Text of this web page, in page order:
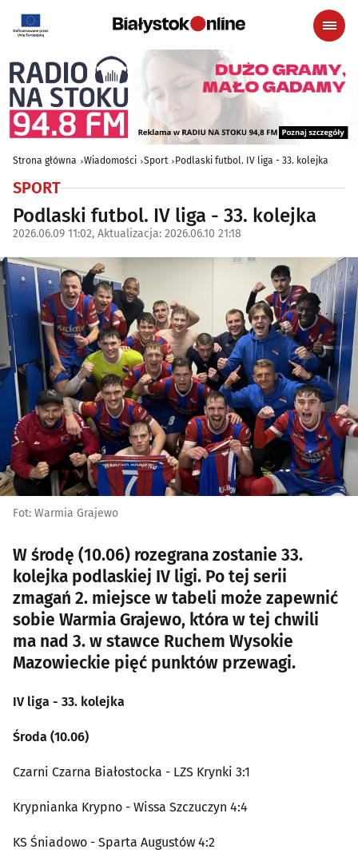
Strona główna Wiadomości Sport Podlaski futbol. IV liga - 33. kolejka
SPORT
Podlaski futbol. IV liga - 33. kolejka
2026.06.09 11:02, Aktualizacja: 2026.06.10 21:18
Fot: Warmia Grajewo
W środę (10.06) rozegrana zostanie 33.
kolejka podlaskiej IV ligi. Po tej serii
zmagań 2. miejsce w tabeli może zapewnić
sobie Warmia Grajewo, która w tej chwili
ma nad 3. w stawce Ruchem Wysokie
Mazowieckie pięć punktów przewagi.
IV liga - 33. kolejka
Środa (10.06)
Czarni Czarna Białostocka - LZS Krynki 3:1
Krypnianka Krypno - Wissa Szczuczyn 4:4
KS Śniadowo - Sparta Augustów 4:2